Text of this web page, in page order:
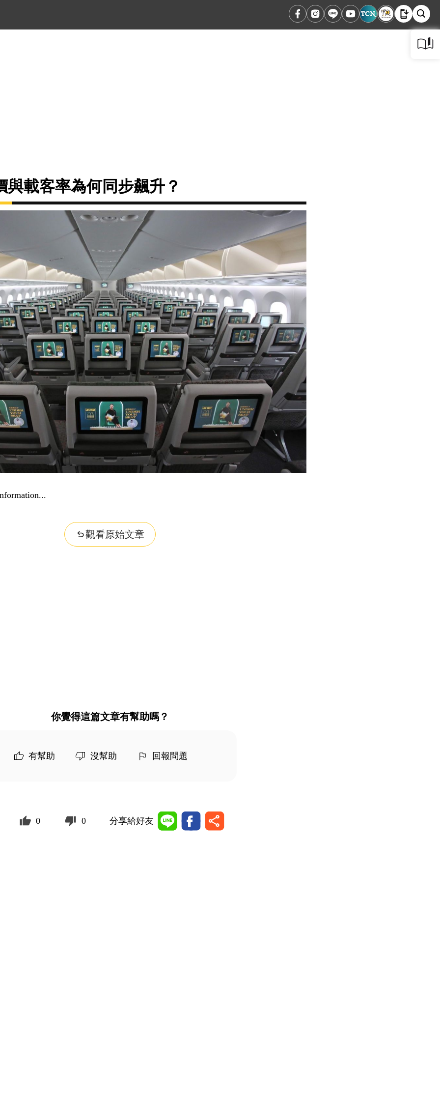
與載客率為何同步飆升？
觀看原始文章
你覺得這篇文章有幫助嗎？
有幫助 沒幫助 回報問題
0 0 分享給好友